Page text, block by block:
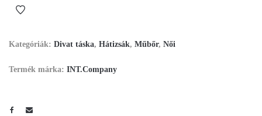
Kategóriák: Divat táska, Hátizsák, Műbőr, Női
Termék márka: INT.Company